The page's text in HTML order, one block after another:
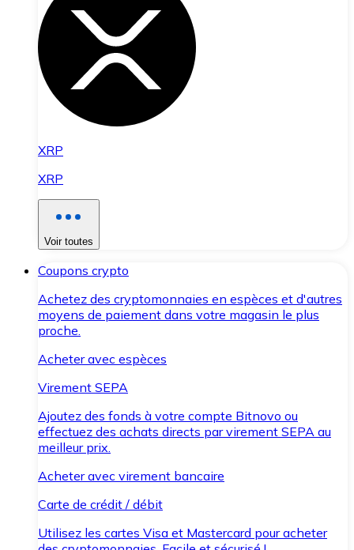
XRP
XRP
Voir toutes
Coupons crypto
Achetez des cryptomonnaies en espèces et d'autres
moyens de paiement dans votre magasin le plus
proche.
Acheter avec espèces
Virement SEPA
Ajoutez des fonds à votre compte Bitnovo ou
effectuez des achats directs par virement SEPA au
meilleur prix.
Acheter avec virement bancaire
Carte de crédit / débit
Utilisez les cartes Visa et Mastercard pour acheter